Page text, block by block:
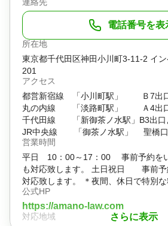
さらに表示
電話番号を表
所在地
東京都千代田区神田小川町3-11-2 イ
201
アクセス
都営新宿線 「小川町駅」 Ｂ7出
丸の内線 「淡路町駅」 Ａ4出口
千代田線 「新御茶ノ水駅」B3出口
JR中央線 「御茶ノ水駅」 聖橋口
営業時間
平日 10：00～17：00 事前予約を
も対応致します。 土日祝日 事前予
対応致します。 ＊夜間、休日で特別な
公式HP
https://amano-law.com
対応地域